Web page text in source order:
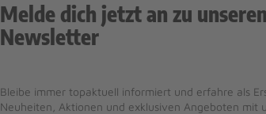
Melde dich jetzt an zu
Newsletter
Bleibe immer topaktuell informiert und erfahre als
Neuheiten, Aktionen und exklusiven Angeboten mit